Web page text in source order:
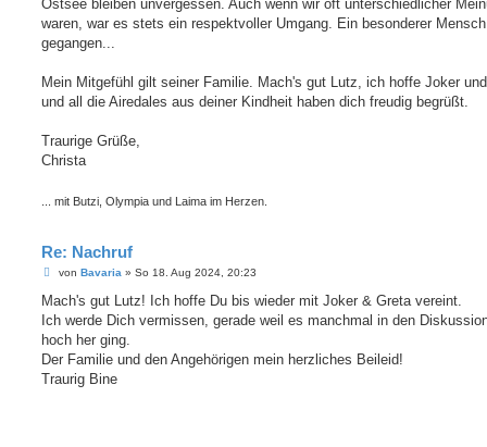
Ostsee bleiben unvergessen. Auch wenn wir oft unterschiedlicher
waren, war es stets ein respektvoller Umgang. Ein besonderer
gegangen...
Mein Mitgefühl gilt seiner Familie. Mach's gut Lutz, ich hoffe Joker
und all die Airedales aus deiner Kindheit haben dich freudig begrüßt.
Traurige Grüße,
Christa
... mit Butzi, Olympia und Laima im Herzen.
Re: Nachruf
B
i
r
a
von Bavaria» So 18. Aug 2024, 20:23
Mach's gut Lutz! Ich hoffe Du bis wieder mit Joker & Greta vereint.
Ich werde Dich vermissen, gerade weil es manchmal in den
hoch her ging.
Der Familie und den Angehörigen mein herzliches Beileid!
Traurig Bine